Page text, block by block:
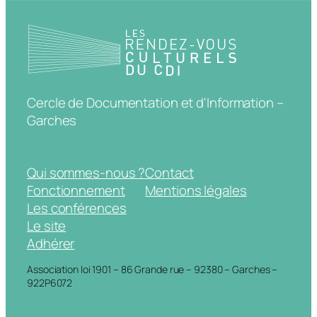
Cercle de Documentation et d'Information –
Garches
Qui sommes-nous ?
Fonctionnement
Les conférences
Le site
Adhérer
Contact
Mentions légales
Association loi 1901 – 86 Grande rue – 92380 – Garches –
922P6072